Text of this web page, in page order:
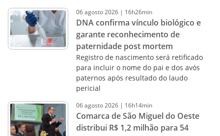
06agosto2026 | 16h26min
DNA confirma vínculo biológico e
garante reconhecimento de
paternidade post mortem
Registro de nascimento será retificado
para incluir o nome do pai e dos avós
paternos após resultado do laudo
pericial
06agosto2026 | 16h14min
Comarca de São Miguel do Oeste
distribui R$ 1,2 milhão para 54